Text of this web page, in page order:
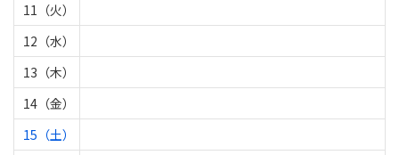
11（火）
12（水）
13（木）
14（金）
15（土）